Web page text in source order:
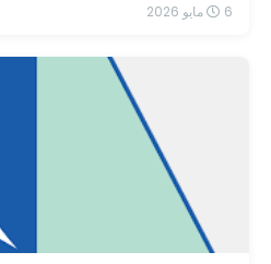
6 مايو 2026